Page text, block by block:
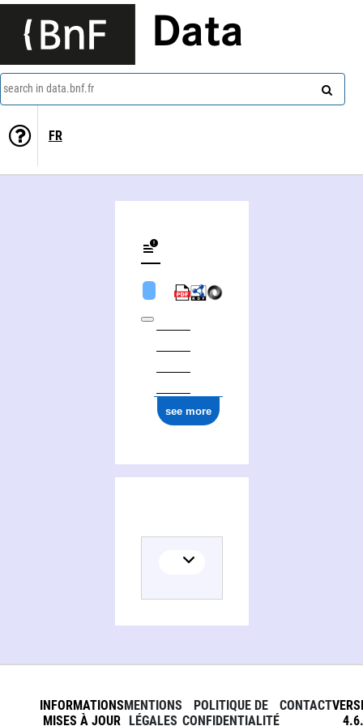
Data
search in data.bnf.fr
FR
see more
INFORMATIONS
MISES À JOUR
MENTIONS
LÉGALES
POLITIQUE DE
CONFIDENTIALITÉ
CONTACT